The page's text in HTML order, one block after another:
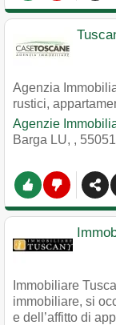
Agenzia
rustici,
Agenzie
Barga LU, , 55051
Immobiliare
immobiliare, si
e dell’affitto di